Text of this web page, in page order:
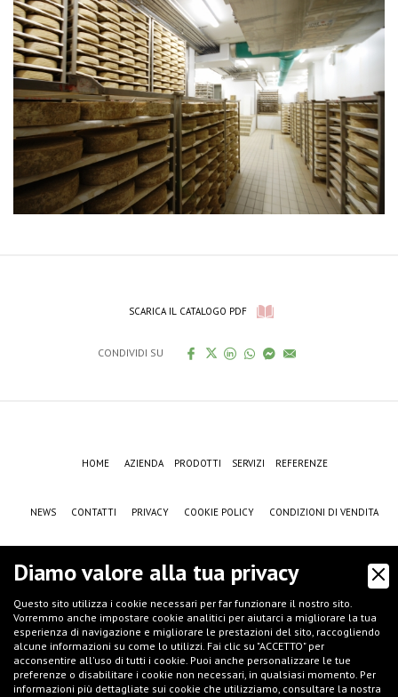
SCARICA IL CATALOGO PDF
CONDIVIDI SU
HOME AZIENDA PRODOTTI SERVIZI REFERENZE
NEWS CONTATTI PRIVACY COOKIE POLICY CONDIZIONI DI VENDITA
Diamo valore alla tua privacy
Questo sito utilizza i cookie necessari per far funzionare il nostro sito.
Vorremmo anche impostare cookie analitici per aiutarci a migliorare la tua
esperienza di navigazione e migliorare le prestazioni del sito, raccogliendo
alcune informazioni su come lo utilizzi. Fai clic su "ACCETTO" per
acconsentire all'uso di tutti i cookie. Puoi anche personalizzare le tue
preferenze o disabilitare i cookie non necessari, in qualsiasi momento. Per
informazioni più dettagliate sui cookie che utilizziamo, consultare la nostra